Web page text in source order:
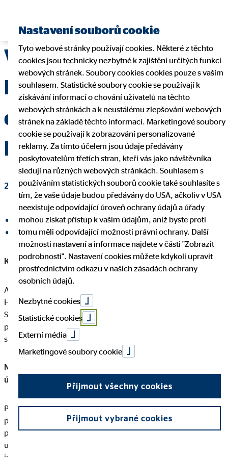
Valná hromada OVB
Holding AG: schválena
dividenda ve výši 0,90
EUR
26. června 2023|OVB Allfinanz, a.s.
Sdílet na Facebooku
Sdílet na LinkedInu
Kolín nad Rýnem, 14. června 2023
Akcionáři na dnešní řádné valné hromadě společnosti OVB
Holding AG (ISIN DE0006286560) v kolínském hotelu
Steigenberger výraznou většinou schválili všechny body
programu. Valná hromada se po třech virtuálních
shromážděních za sebou konala poprvé fyzicky.
Nová strategie "OVB Excellence 2027" má pokračovat v
úspěšném rozvoji holdingu.
Předseda představenstva OVB Holding AG Mario Freis ve svém
projevu shrnul úspěšný hospodářský rok 2022 a zasadil
pozitivní vývoj společnosti OVB do kontextu právě
uzavřeného strategického období: „V posledních pěti letech
Nastavení souborů cookie
Tyto webové stránky používají cookies. Některé z těchto
cookies jsou technicky nezbytné k zajištění určitých funkcí
webových stránek. Soubory cookies cookies pouze s vaším
souhlasem. Statistické soubory cookie se používají k
získávání informací o chování uživatelů na těchto
webových stránkách a k neustálému zlepšování webových
stránek na základě těchto informací. Marketingové soubory
cookie se používají k zobrazování personalizované
reklamy. Za tímto účelem jsou údaje předávány
poskytovatelům třetích stran, kteří vás jako návštěvníka
sledují na různých webových stránkách. Souhlasem s
používáním statistických souborů cookie také souhlasíte s
tím, že vaše údaje budou předávány do USA, ačkoliv v USA
neexistuje odpovídající úroveň ochrany údajů a úřady
mohou získat přístup k vašim údajům, aniž byste proti
tomu měli odpovídající možnosti právní ochrany. Další
možnosti nastavení a informace najdete v části "Zobrazit
podrobnosti". Nastavení cookies můžete kdykoli upravit
prostřednictvím odkazu v našich zásadách ochrany
osobních údajů.
Nezbytné cookies
Statistické cookies
Externí média
Marketingové soubory cookie
Přijmout všechny cookies
Přijmout vybrané cookies